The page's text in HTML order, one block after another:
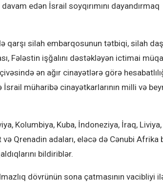
edən İsrail soyqırımını dayandırmaq
qarşı silah embarqosunun tətbiqi, silah
Fələstin işğalını dəstəkləyən ictimai
ən ağır cinayətlərə görə
müharibə cinayətkarlarının milli və
Kolumbiya, Kuba, İndoneziya, İraq, Liviya,
Qrenadin adaları, eləcə də Cənubi Afrika
bildiriblər.
dövrünün sona çatmasının vacibliyi